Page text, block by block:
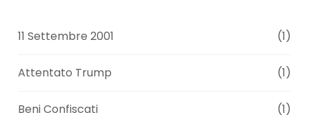
11 Settembre 2001 (1)
Attentato Trump (1)
Beni Confiscati (1)